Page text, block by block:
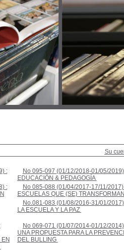
Su
:
No 095-097 (01/12/2018-01/05/
EDUCACIÓN & PEDAGOGÍA
:
No 085-088 (01/04/2017-17/11/2017)
ESCUELAS QUE (SE) TRANSFORMAN
No.081-083 (01/08/2016-31/01/
LA ESCUELA Y LA PAZ
No 069-071 (01/07/2014-01/12/
UNA PROPUESTA PARA LA
DEL BULLING